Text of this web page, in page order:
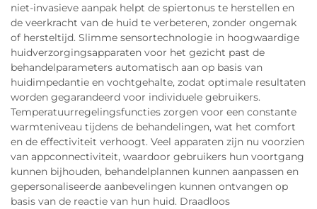
niet-invasieve aanpak helpt de spiertonus te herstellen en
de veerkracht van de huid te verbeteren, zonder ongemak
of hersteltijd. Slimme sensortechnologie in hoogwaardige
huidverzorgingsapparaten voor het gezicht past de
behandelparameters automatisch aan op basis van
huidimpedantie en vochtgehalte, zodat optimale resultaten
worden gegarandeerd voor individuele gebruikers.
Temperatuurregelingsfuncties zorgen voor een constante
warmteniveau tijdens de behandelingen, wat het comfort
en de effectiviteit verhoogt. Veel apparaten zijn nu voorzien
van appconnectiviteit, waardoor gebruikers hun voortgang
kunnen bijhouden, behandelplannen kunnen aanpassen en
gepersonaliseerde aanbevelingen kunnen ontvangen op
basis van de reactie van hun huid. Draadloos